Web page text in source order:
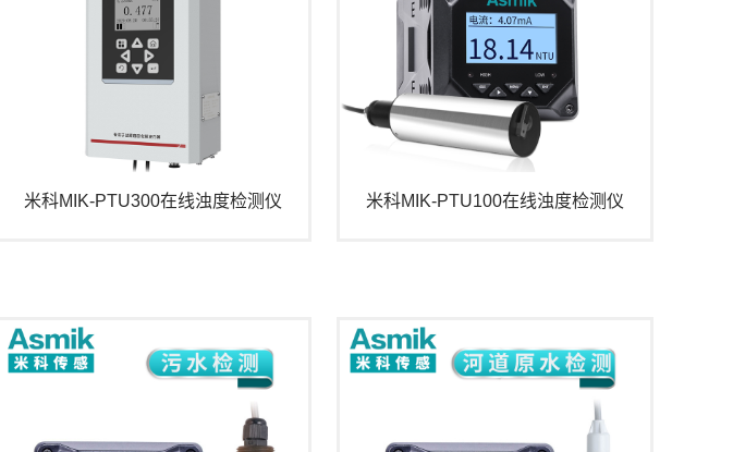
米科MIK-PTU300在线浊度检测仪 米科MIK-PTU100在线浊度检测仪